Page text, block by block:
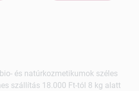
és natúrkozmetikumok széles
szállítás 18.000 Ft-tól 8 kg alatt